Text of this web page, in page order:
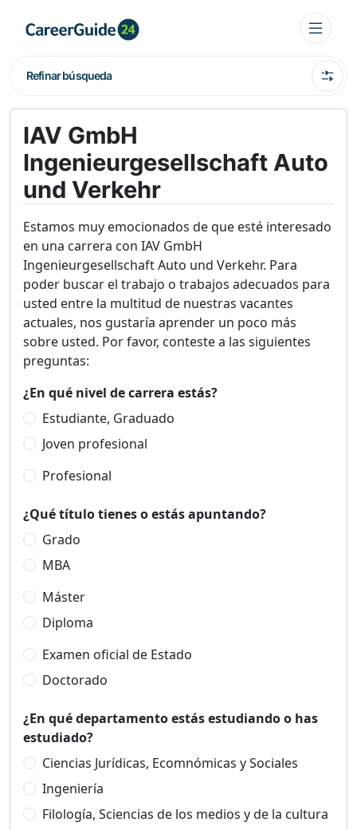
Refinar búsqueda
IAV GmbH
Ingenieurgesellschaft Auto
und Verkehr
Estamos muy emocionados de que esté interesado
en una carrera con IAV GmbH
Ingenieurgesellschaft Auto und Verkehr. Para
poder buscar el trabajo o trabajos adecuados para
usted entre la multitud de nuestras vacantes
actuales, nos gustaría aprender un poco más
sobre usted. Por favor, conteste a las siguientes
preguntas:
¿En qué nivel de carrera estás?
Estudiante, Graduado
Joven profesional
Profesional
¿Qué título tienes o estás apuntando?
Grado
MBA
Máster
Diploma
Examen oficial de Estado
Doctorado
¿En qué departamento estás estudiando o has
estudiado?
Ciencias Jurídicas, Ecomnómicas y Sociales
Ingeniería
Filología, Sciencias de los medios y de la cultura